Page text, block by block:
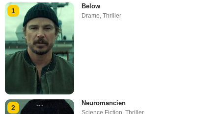
1
Below
Drame,Thriller
2
Neuromancien